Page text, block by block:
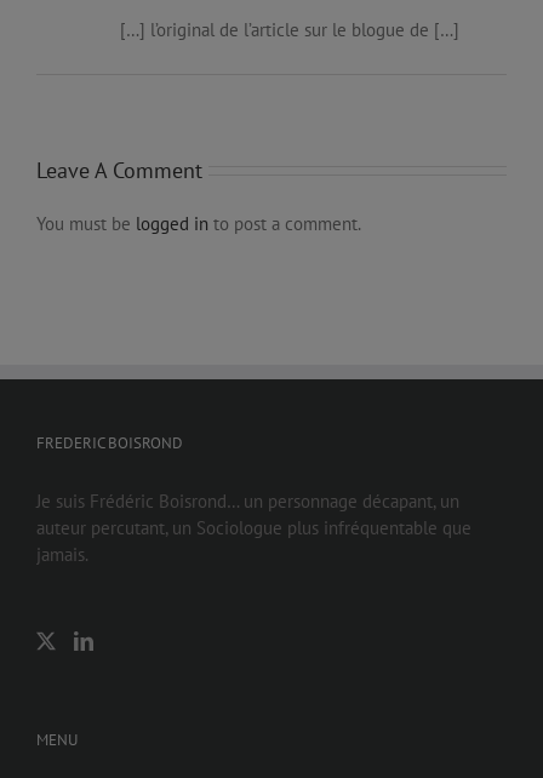
[…] l’original de l’article sur le blogue de […]
Leave A Comment
You must be logged in to post a comment.
FREDERIC BOISROND
Je suis Frédéric Boisrond… un personnage décapant, un
auteur percutant, un Sociologue plus infréquentable que
jamais.
MENU